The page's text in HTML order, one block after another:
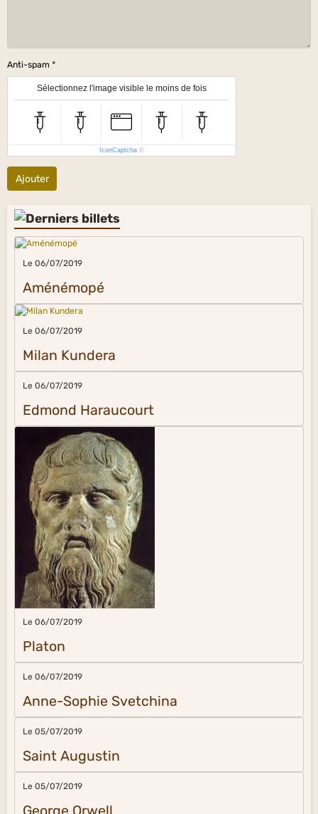
Anti-spam
Sélectionnez l'image visible le moins de fois
IconCaptcha ©
Ajouter
Le 06/07/2019
Aménémopé
Le 06/07/2019
Milan Kundera
Le 06/07/2019
Edmond Haraucourt
Le 06/07/2019
Platon
Le 06/07/2019
Anne-Sophie Svetchina
Le 05/07/2019
Saint Augustin
Le 05/07/2019